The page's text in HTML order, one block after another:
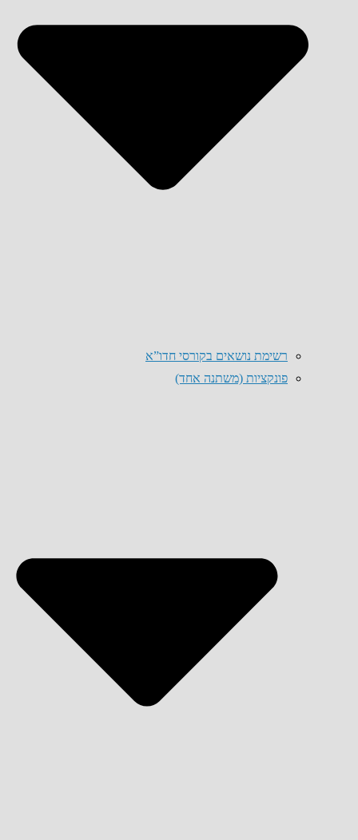
רשימת נושאים בקורסי חדו”א
פונקציות (משתנה אחד)